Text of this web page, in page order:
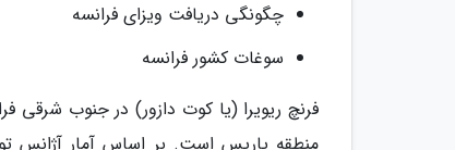
چگونگی دریافت ویزای فرانسه
سوغات کشور فرانسه